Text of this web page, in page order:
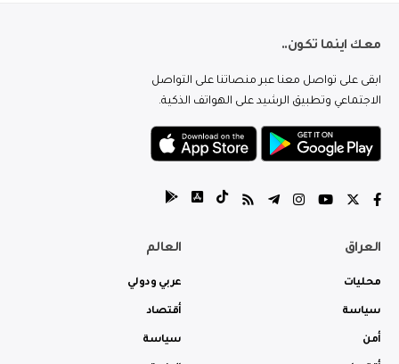
معك اينما تكون..
ابقى على تواصل معنا عبر منصاتنا على التواصل
الاجتماعي وتطبيق الرشيد على الهواتف الذكية.
العراق
محليات
سياسة
أمن
العالم
عربي ودولي
أقتصاد
سياسة